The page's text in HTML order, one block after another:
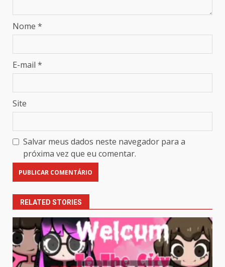
Nome *
E-mail *
Site
Salvar meus dados neste navegador para a
próxima vez que eu comentar.
RELATED STORIES